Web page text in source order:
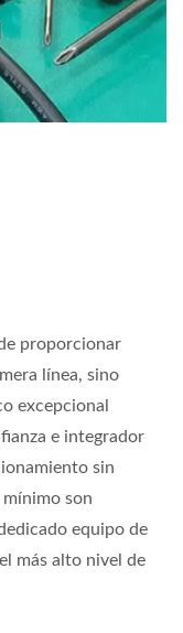
proporcionar
línea, sino
excepcional
e integrador
sin
son
equipo de
más alto nivel de